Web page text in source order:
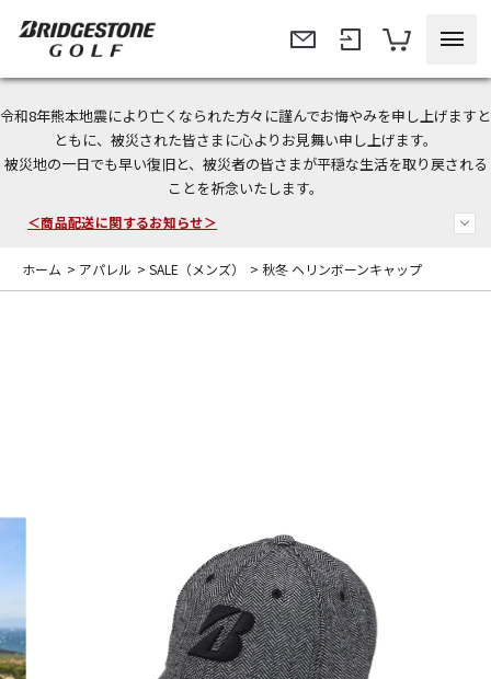
令和8年熊本地震により亡くなられた方々に謹んでお悔やみを申し上げますと
ともに、被災された皆さまに心よりお見舞い申し上げます。
被災地の一日でも早い復旧と、被災者の皆さまが平穏な生活を取り戻される
ことを祈念いたします。
＜夏季休暇中のご注文・発送・お問い合わせ＞
今なら新規会員登録で1,000円OFFクーポンプレゼント！
＜商品配送に関するお知らせ＞
ホーム > アパレル > SALE（メンズ） > 秋冬 ヘリンボーンキャップ